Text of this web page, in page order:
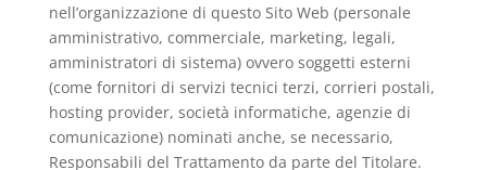
nell’organizzazione di questo Sito Web (personale
amministrativo, commerciale, marketing, legali,
amministratori di sistema) ovvero soggetti esterni
(come fornitori di servizi tecnici terzi, corrieri postali,
hosting provider, società informatiche, agenzie di
comunicazione) nominati anche, se necessario,
Responsabili del Trattamento da parte del Titolare.